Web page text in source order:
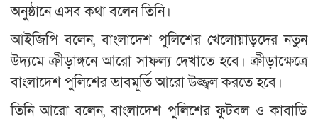
অনুষ্ঠানে এসব কথা বলেন তিনি।
আইজিপি বলেন, বাংলাদেশ পুলিশের খেলোয়াড়দের নতুন
উদ্যমে ক্রীড়াঙ্গনে আরো সাফল্য দেখাতে হবে। ক্রীড়াক্ষেত্রে
বাংলাদেশ পুলিশের ভাবমূর্তি আরো উজ্জ্বল করতে হবে।
তিনি আরো বলেন, বাংলাদেশ পুলিশের ফুটবল ও কাবাডি